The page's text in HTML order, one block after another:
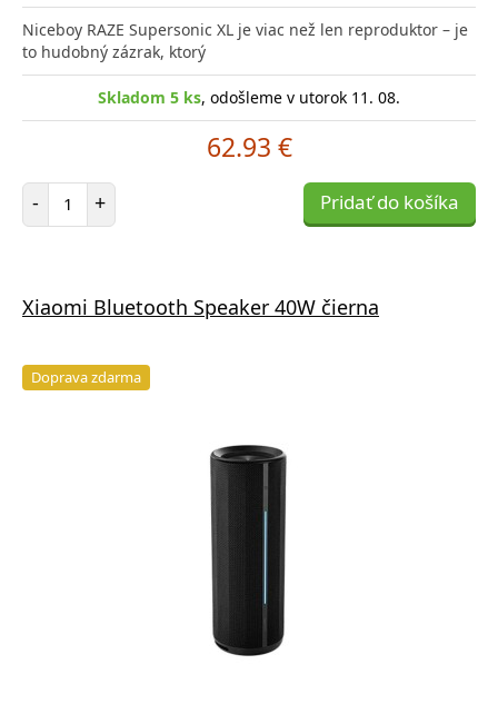
Niceboy RAZE Supersonic XL je viac než len reproduktor – je
to hudobný zázrak, ktorý
Skladom 5 ks, odošleme v utorok 11. 08.
62.93 €
- Počet položiek
+ Pridať do košíka
Xiaomi Bluetooth Speaker 40W čierna
Doprava zdarma